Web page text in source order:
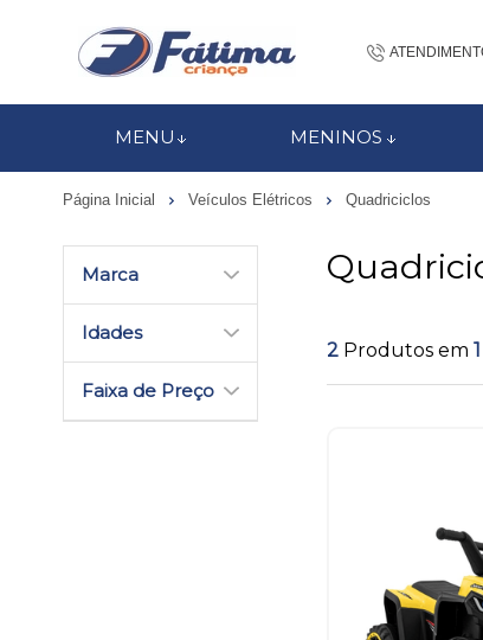
MENU MENINOS
Página Inicial Veículos Elétricos Quadriciclos
Marca
Idades
Faixa de Preço
2 Produtos em 1